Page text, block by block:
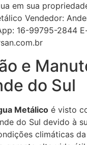
em sua
Vendedor:
16-99795-2844
e
do Sul
Metálico é visto
do Sul devido à
climáticas